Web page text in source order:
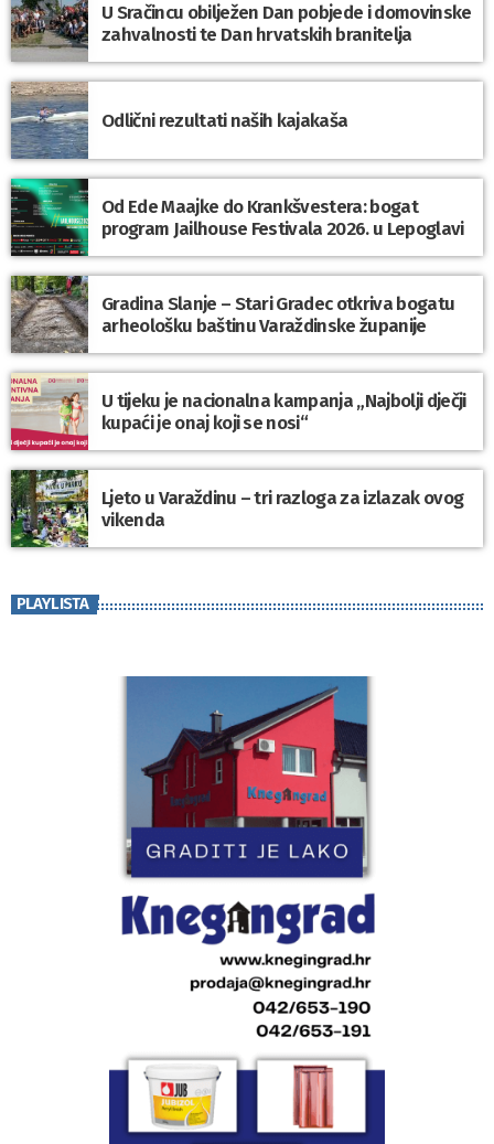
U Sračincu obilježen Dan pobjede i domovinske
zahvalnosti te Dan hrvatskih branitelja
Odlični rezultati naših kajakaša
Od Ede Maajke do Krankšvestera: bogat
program Jailhouse Festivala 2026. u Lepoglavi
Gradina Slanje – Stari Gradec otkriva bogatu
arheološku baštinu Varaždinske županije
U tijeku je nacionalna kampanja „Najbolji dječji
kupaći je onaj koji se nosi“
Ljeto u Varaždinu – tri razloga za izlazak ovog
vikenda
PLAYLISTA